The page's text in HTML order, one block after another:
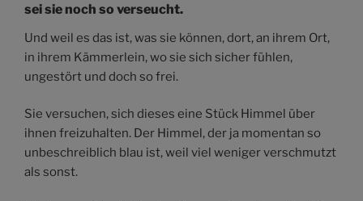
sei sie noch so verseucht.
Und weil es das ist, was sie können, dort, an ihrem Ort,
in ihrem Kämmerlein, wo sie sich sicher fühlen,
ungestört und doch so frei.
Sie versuchen, sich dieses eine Stück Himmel über
ihnen freizuhalten. Der Himmel, der ja momentan so
unbeschreiblich blau ist, weil viel weniger verschmutzt
als sonst.